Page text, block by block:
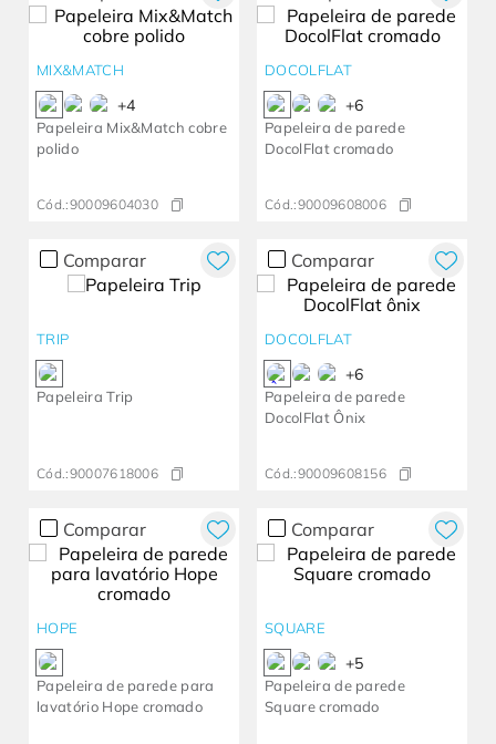
MIX&MATCH
+4
Papeleira Mix&Match cobre
polido
Cód.:90009604030
DOCOLFLAT
+6
Papeleira de parede
DocolFlat cromado
Cód.:90009608006
Comparar
TRIP
Papeleira Trip
Cód.:90007618006
Comparar
DOCOLFLAT
+6
Papeleira de parede
DocolFlat Ônix
Cód.:90009608156
Comparar
HOPE
Papeleira de parede para
lavatório Hope cromado
Comparar
SQUARE
+5
Papeleira de parede
Square cromado